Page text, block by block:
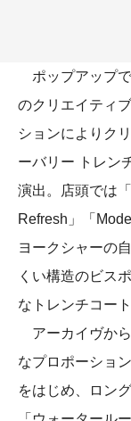
ポップアップ
のクリエイティ
ションによりク
ーバリー トレン
演出。店頭では
Refresh」「
ヨークシャーの
くい構造のビス
なトレンチコー
アーカイヴか
なプロポーショ
をはじめ、ロン